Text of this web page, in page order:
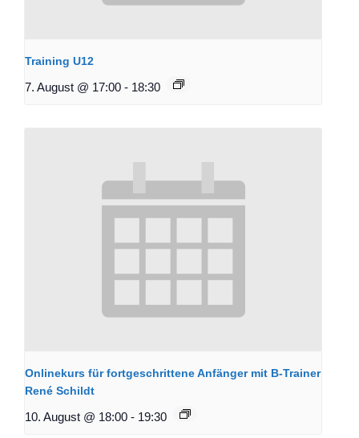
Training U12
7. August @ 17:00 - 18:30
Onlinekurs für fortgeschrittene Anfänger mit B-Trainer
René Schildt
10. August @ 18:00 - 19:30